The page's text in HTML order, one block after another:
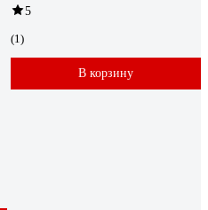
5
(1)
В корзину